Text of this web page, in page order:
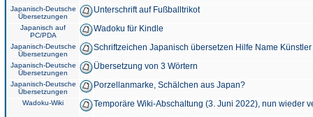
Japanisch-Deutsche
Übersetzungen
Unterschrift auf Fußballtrikot
Japanisch auf
PC/PDA
Wadoku für Kindle
Japanisch-Deutsche
Übersetzungen
Schriftzeichen Japanisch übersetzen Hilfe Name
Japanisch-Deutsche
Übersetzungen
Übersetzung von 3 Wörtern
Japanisch-Deutsche
Übersetzungen
Porzellanmarke, Schälchen aus Japan?
Wadoku-Wiki Temporäre Wiki-Abschaltung (3. Juni 2022), nun wieder